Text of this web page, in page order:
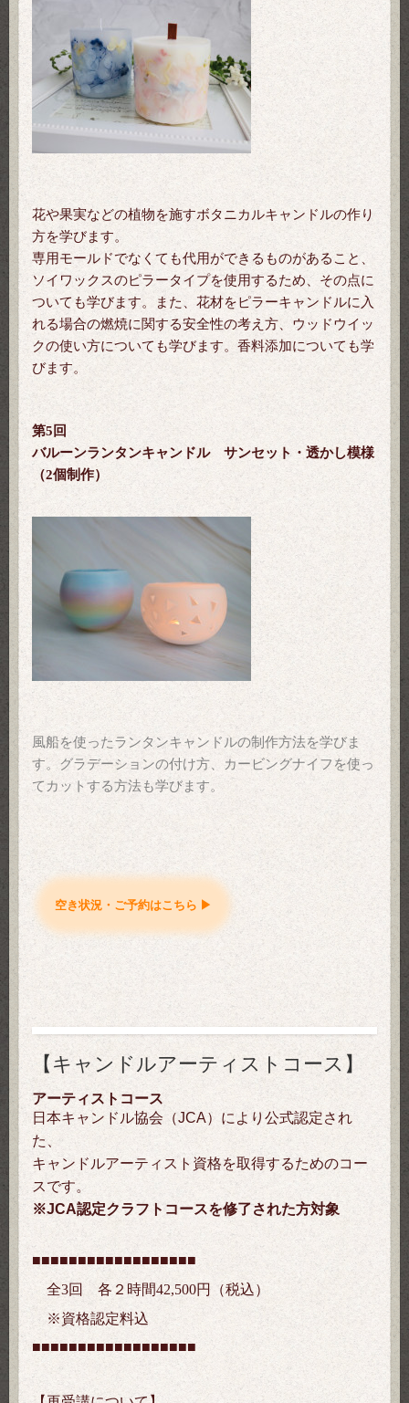
花や果実などの植物を施すボタニカルキャンドルの作り
方を学びます。
専用モールドでなくても代用ができるものがあること、
ソイワックスのピラータイプを使用するため、その点に
ついても学びます。また、花材をピラーキャンドルに入
れる場合の燃焼に関する安全性の考え方、ウッドウイッ
クの使い方についても学びます。 香料添加についても学
びます。
第5回
バルーンランタンキャンドル サンセット・透かし模様
（2個制作）
風船を使ったランタンキャンドルの制作方法を学びま
す。グラデーションの付け方、カービングナイフを使っ
てカットする方法も学びます。
空き状況・ご予約はこちら ▶
【キャンドルアーティストコース】
アーティストコース
日本キャンドル協会（JCA）により公式認定され
た、
キャンドルアーティスト資格を取得するためのコー
スです。
※JCA認定クラフトコースを修了された方対象
■■■■■■■■■■■■■■■■■■
全3回 各２時間42,500円（税込）
※資格認定料込
■■■■■■■■■■■■■■■■■■